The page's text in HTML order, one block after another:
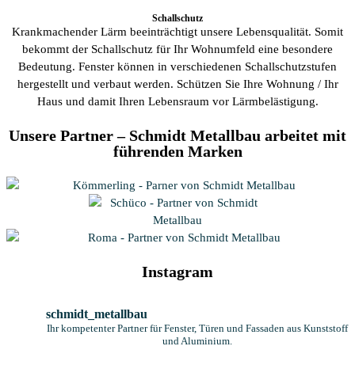
Schallschutz
Krankmachender Lärm beeinträchtigt unsere Lebensqualität. Somit
bekommt der Schallschutz für Ihr Wohnumfeld eine besondere
Bedeutung. Fenster können in verschiedenen Schallschutzstufen
hergestellt und verbaut werden. Schützen Sie Ihre Wohnung / Ihr
Haus und damit Ihren Lebensraum vor Lärmbelästigung.
Unsere Partner – Schmidt Metallbau arbeitet mit
führenden Marken
Instagram
schmidt_metallbau
Ihr kompetenter Partner für Fenster, Türen und Fassaden aus Kunststoff
und Aluminium.